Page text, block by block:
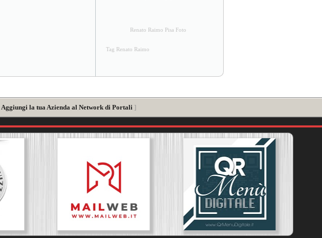
Renato Raimo Pisa Foto
Tag Renato Raimo
Aggiungi la tua Azienda al Network di Portali ]